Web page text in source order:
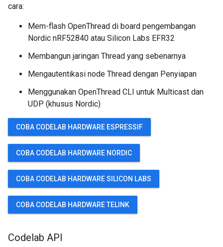
cara:
Mem-flash OpenThread di board pengembangan
Nordic nRF52840 atau Silicon Labs EFR32
Membangun jaringan Thread yang sebenarnya
Mengautentikasi node Thread dengan Penyiapan
Menggunakan OpenThread CLI untuk Multicast dan
UDP (khusus Nordic)
COBA CODELAB HARDWARE ESPRESSIF
COBA CODELAB HARDWARE NORDIC
COBA CODELAB HARDWARE SILICON LABS
COBA CODELAB HARDWARE TELINK
Codelab API